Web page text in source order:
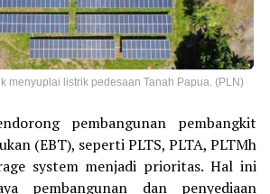
menyuplai listrik pedesaan Tanah Papua. (PLN)
pembangunan pembangkit
(EBT), seperti PLTS, PLTA, PLTMh
system menjadi prioritas. Hal ini
pembangunan dan penyediaan